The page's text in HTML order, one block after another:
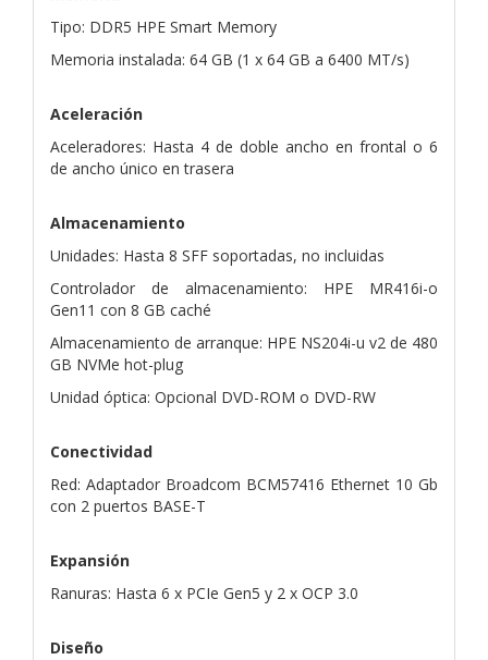
Tipo: DDR5 HPE Smart Memory
Memoria instalada: 64 GB (1 x 64 GB a 6400 MT/s)
Aceleración
Aceleradores: Hasta 4 de doble ancho en frontal o 6
de ancho único en trasera
Almacenamiento
Unidades: Hasta 8 SFF soportadas, no incluidas
Controlador de almacenamiento: HPE MR416i-o
Gen11 con 8 GB caché
Almacenamiento de arranque: HPE NS204i-u v2 de 480
GB NVMe hot-plug
Unidad óptica: Opcional DVD-ROM o DVD-RW
Conectividad
Red: Adaptador Broadcom BCM57416 Ethernet 10 Gb
con 2 puertos BASE-T
Expansión
Ranuras: Hasta 6 x PCIe Gen5 y 2 x OCP 3.0
Diseño